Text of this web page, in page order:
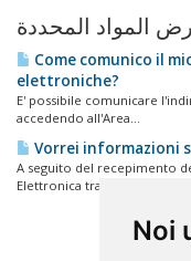
Noi
Come comunico il
elettroniche?
E' possibile comunicare
accedendo all'Area...
Vorrei informazioni
A seguito del recepimento
Elettronica tra...